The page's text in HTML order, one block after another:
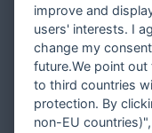
Partner werden
Designer werden
Über Tausendschön
Blog
Ratgeber
improve and
users' interests. I
change my
future.We point
to third countries
protection. By
non-EU